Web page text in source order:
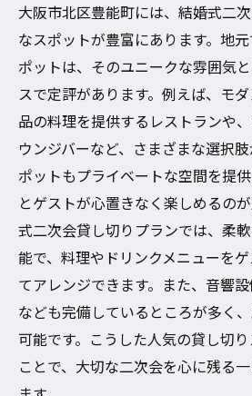
大阪市北区豊能町には、結婚式二
なスポットが豊富にあります。地
ポットは、そのユニークな雰囲気
スで定評があります。例えば、モ
品の料理を提供するレストランや
ウンジバーなど、さまざまな選択
ポットもプライベートな空間を提
とゲストが心置きなく楽しめるの
式二次会貸し切りプランでは、柔
能で、料理やドリンクメニューを
てアレンジできます。また、音響
なども完備しているところが多く
可能です。こうした人気の貸し切
ことで、大切な二次会を心に残る